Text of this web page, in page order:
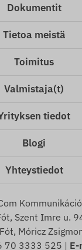
Dokumentit
Tietoa meistä
Toimitus
Valmistaja(t)
tiedot
Blogi
Yhteystiedot
Szent Imre u.
Móricz
70 3333 525 |